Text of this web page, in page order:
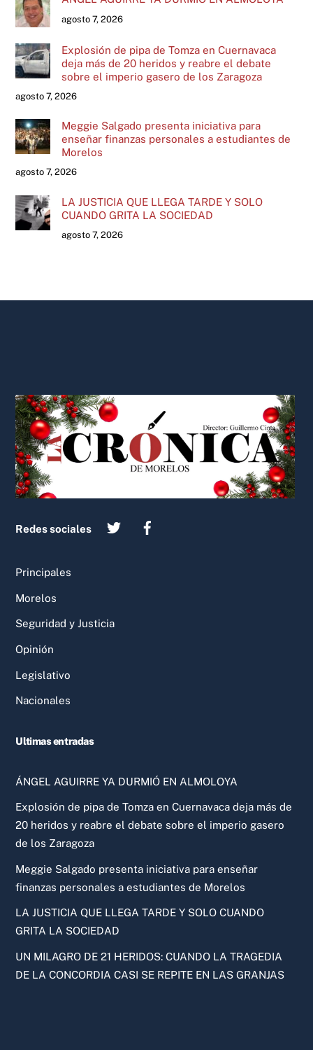
agosto 7, 2026
Explosión de pipa de Tomza en Cuernavaca
deja más de 20 heridos y reabre el debate
sobre el imperio gasero de los Zaragoza
agosto 7, 2026
Meggie Salgado presenta iniciativa para
enseñar finanzas personales a estudiantes de
Morelos
agosto 7, 2026
LA JUSTICIA QUE LLEGA TARDE Y SOLO
CUANDO GRITA LA SOCIEDAD
agosto 7, 2026
To
Top
Redes sociales
Principales
Morelos
Seguridad y Justicia
Opinión
Legislativo
Nacionales
Ultimas entradas
ÁNGEL AGUIRRE YA DURMIÓ EN ALMOLOYA
Explosión de pipa de Tomza en Cuernavaca deja más de
20 heridos y reabre el debate sobre el imperio gasero
de los Zaragoza
Meggie Salgado presenta iniciativa para enseñar
finanzas personales a estudiantes de Morelos
LA JUSTICIA QUE LLEGA TARDE Y SOLO CUANDO
GRITA LA SOCIEDAD
UN MILAGRO DE 21 HERIDOS: CUANDO LA TRAGEDIA
DE LA CONCORDIA CASI SE REPITE EN LAS GRANJAS